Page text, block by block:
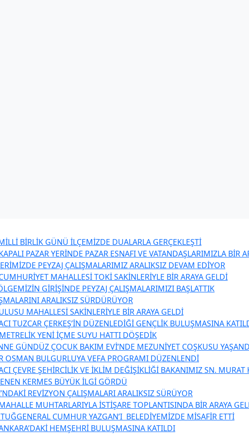
BİRLİK GÜNÜ İLÇEMİZDE DUALARLA GERÇEKLEŞTİ
PAZAR YERİNDE PAZAR ESNAFI VE VATANDAŞLARIMIZLA BİR
PEYZAJ ÇALIŞMALARIMIZ ARALIKSIZ DEVAM EDİYOR
MAHALLESİ TOKİ SAKİNLERİYLE BİR ARAYA GELDİ
GİRİŞİNDE PEYZAJ ÇALIŞMALARIMIZI BAŞLATTIK
ARALIKSIZ SÜRDÜRÜYOR
MAHALLESİ SAKİNLERİYLE BİR ARAYA GELDİ
TUZCAR ÇERKEŞ’İN DÜZENLEDİĞİ GENÇLİK BULUŞMASINA
YENİ İÇME SUYU HATTI DÖŞEDİK
GÜNDÜZ ÇOCUK BAKIM EVİ’NDE MEZUNİYET COŞKUSU
OSMAN BULGURLUYA VEFA PROGRAMI DÜZENLENDİ
ÇEVRE ŞEHİRCİLİK VE İKLİM DEĞİŞİKLİĞİ BAKANIMIZ SN. MURAT
KERMES BÜYÜK İLGİ GÖRDÜ
REVİZYON ÇALIŞMALARI ARALIKSIZ SÜRÜYOR
MUHTARLARIYLA İSTİŞARE TOPLANTISINDA BİR ARAYA
CUMHUR YAZGAN’I BELEDİYEMİZDE MİSAFİR ETTİ
HEMŞEHRİ BULUŞMASINA KATILDI